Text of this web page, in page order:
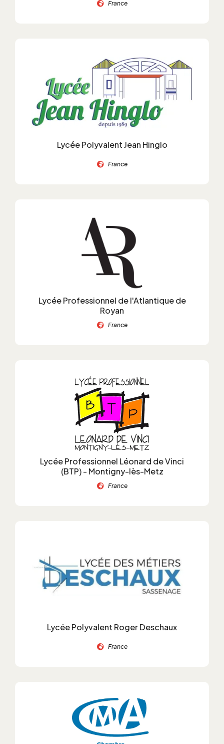
France
Lycée Polyvalent Jean Hinglo
France
Lycée Professionnel de l'Atlantique de
Royan
France
Lycée Professionnel Léonard de Vinci
(BTP) - Montigny-lès-Metz
France
Lycée Polyvalent Roger Deschaux
France